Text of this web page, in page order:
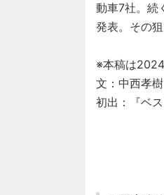
動車7社。続
発表。その
※本稿は
文：中西孝
初出：『ベ